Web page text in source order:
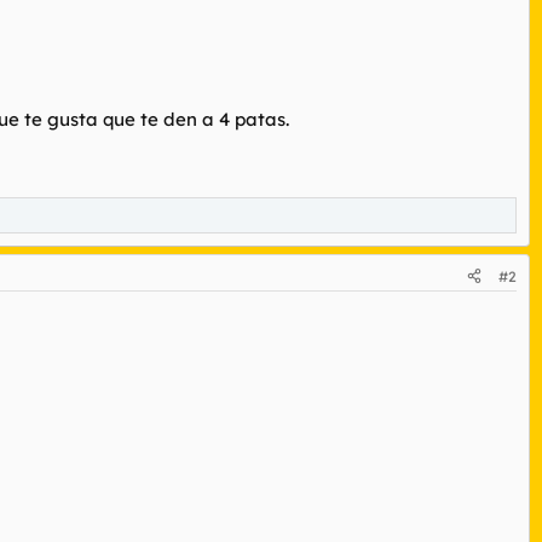
te gusta que te den a 4 patas.
#2